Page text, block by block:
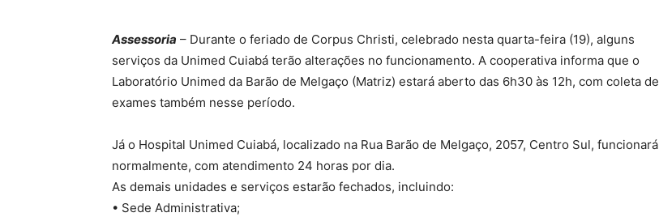
Assessoria – Durante o feriado de Corpus Christi, celebrado nesta quarta-feira (19), alguns
serviços da Unimed Cuiabá terão alterações no funcionamento. A cooperativa informa que o
Laboratório Unimed da Barão de Melgaço (Matriz) estará aberto das 6h30 às 12h, com coleta de
exames também nesse período.
Já o Hospital Unimed Cuiabá, localizado na Rua Barão de Melgaço, 2057, Centro Sul, funcionará
normalmente, com atendimento 24 horas por dia.
As demais unidades e serviços estarão fechados, incluindo:
• Sede Administrativa;